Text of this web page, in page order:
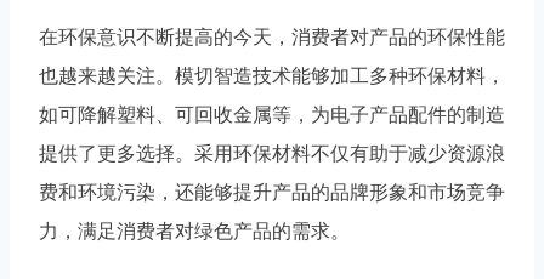
在环保意识不断提高的今天，消费者对产品的环保性能
也越来越关注。模切智造技术能够加工多种环保材料，
如可降解塑料、可回收金属等，为电子产品配件的制造
提供了更多选择。采用环保材料不仅有助于减少资源浪
费和环境污染，还能够提升产品的品牌形象和市场竞争
力，满足消费者对绿色产品的需求。